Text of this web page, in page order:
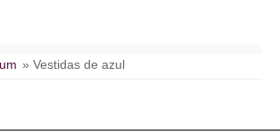
» Vestidas de azul